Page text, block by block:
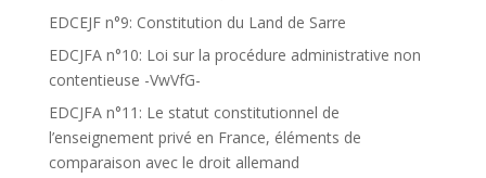
EDCEJF n°9: Constitution du Land de Sarre
EDCJFA n°10: Loi sur la procédure administrative non
contentieuse -VwVfG-
EDCJFA n°11: Le statut constitutionnel de
l’enseignement privé en France, éléments de
comparaison avec le droit allemand